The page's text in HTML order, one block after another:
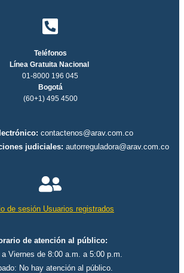
Teléfonos
Línea Gratuita Nacional
01-8000 196 045
Bogotá
(60+1) 495 4500
contactenos@arav.com.co
judiciales: autorreguladora@arav.com.co
de sesión Usuarios registrados
de atención al público:
a Viernes de 8:00 a.m. a 5:00 p.m.
No hay atención al público.